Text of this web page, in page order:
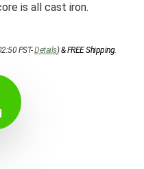
is all cast iron.
PST-Details)&FREE Shipping.